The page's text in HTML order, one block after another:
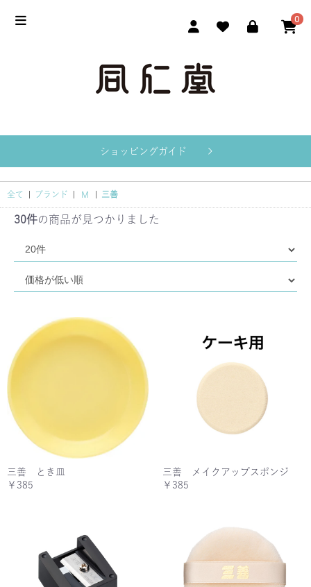
0
ショッピングガイド
全て ブランド M 三善
30件の商品が見つかりました
三善 とき皿
￥385
三善 メイクアップスポンジ
￥385